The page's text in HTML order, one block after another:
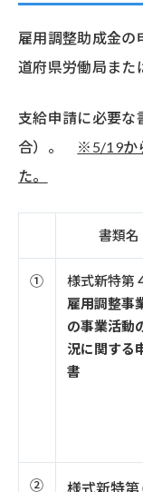
雇用調整助成金の
道府県労働局また
支給申請に必要な
合）。 ※5/19か
た。
書類名
①
様式新特第
雇用調整事
の事業活動
況に関する
書
② 様式新特第